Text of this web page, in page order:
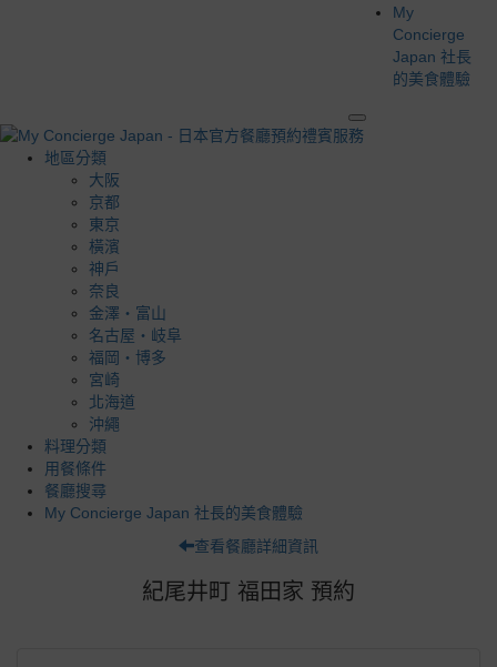
My
Concierge
Japan 社長
的美食體驗
地區分類
大阪
京都
東京
橫濱
神戶
奈良
金澤・富山
名古屋・岐阜
福岡・博多
宮崎
北海道
沖繩
料理分類
用餐條件
餐廳搜尋
My Concierge Japan 社長的美食體驗
查看餐廳詳細資訊
紀尾井町 福田家 預約